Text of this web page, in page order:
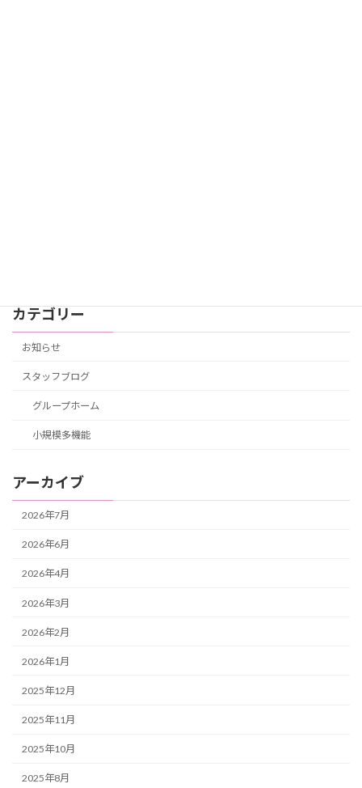
カテゴリー
お知らせ
スタッフブログ
グループホーム
小規模多機能
アーカイブ
2026年7月
2026年6月
2026年4月
2026年3月
2026年2月
2026年1月
2025年12月
2025年11月
2025年10月
2025年8月